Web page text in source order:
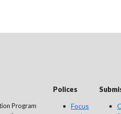
Program
Polices
Focus